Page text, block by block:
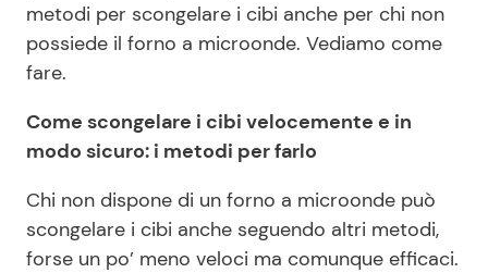
Info
Disclaimer e Privacy
Contattaci
Pubblicità
metodi per scongelare i cibi anche per chi non
possiede il forno a microonde. Vediamo come
fare.
Come scongelare i cibi velocemente e in
modo sicuro: i metodi per farlo
Chi non dispone di un forno a microonde può
scongelare i cibi anche seguendo altri metodi,
forse un po’ meno veloci ma comunque efficaci.